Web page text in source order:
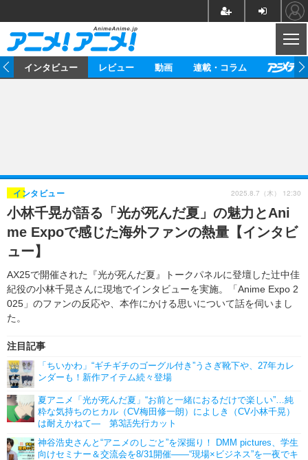
ゲーム グッズ
イベント 海外
海外イベント ビジネス
俳優・タレント アーティスト
ビジネス
アニメ 実写
書評 イベント
ゲーム 座談会
動画
アニメ！アニメ！TV ABEMA Cafe
連載・コラム
インタビュー レビュー 動画 連載・コラム
小林千晃が語る「光が死んだ夏」の魅力とAni
me Expoで感じた海外ファンの熱量【インタビ
ュー】
AX25で開催された『光が死んだ夏』トークパネルに登壇した辻中佳
紀役の小林千晃さんに現地でインタビューを実施。「Anime Expo 2
025」のファンの反応や、本作にかける思いについて話を伺いまし
た。
インタビュー
注目記事
「ちいかわ」“ギチギチのゴーグル付き”うさぎ靴下や、27年カレ
ンダーも！新作アイテム続々登場
夏アニメ「光が死んだ夏」“お前と一緒におるだけで楽しい”…純
粋な気持ちのヒカル（CV梅田修一朗）によしき（CV小林千晃）
は耐えかねて― 第3話先行カット
神谷浩史さんと“アニメのしごと”を深掘り！ DMM pictures、学生
向けセミナー＆交流会を8/31開催――“現場×ビジネス”を一夜でキ
2025.8.7（木） 12:30